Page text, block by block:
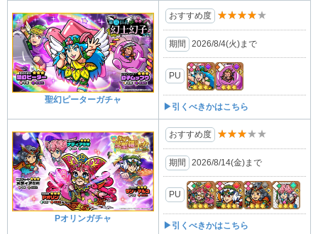
聖幻ピーターガチャ
おすすめ度 ★★★★★
期間 2026/8/4(⽕)まで
PU
▶引くべきかはこちら
Pオリンガチャ
おすすめ度 ★★★★★
期間 2026/8/14(金)まで
PU
▶引くべきかはこちら